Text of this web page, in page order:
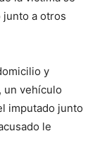
junto a otros
y
un vehículo
imputado junto
le